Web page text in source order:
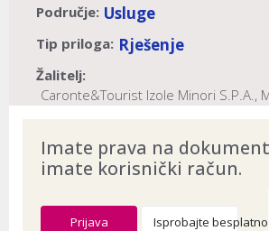
Područje: Usluge
Tip priloga: Rješenje
Žalitelj:
Caronte&Tourist Izole Minori S.P.A.,
Agencija za obalni linijski pomorski
Dokument provjeren na datum:
Imate prava na
imate korisnički račun.
Prijava Isprobajte besplatno